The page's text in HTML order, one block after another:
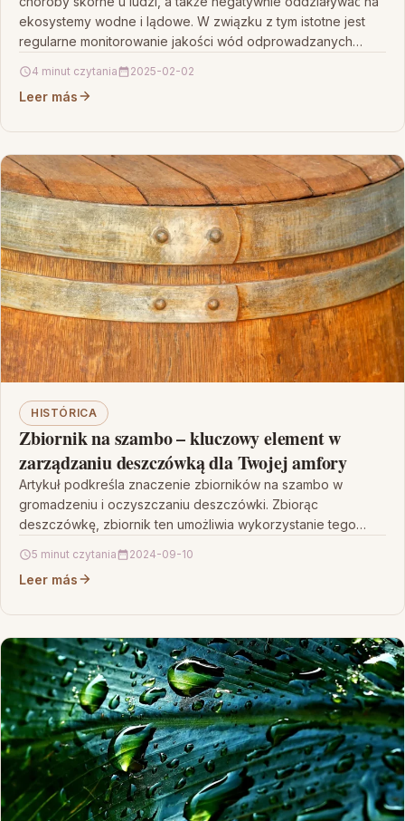
ekosystemy wodne i lądowe. W związku z tym istotne jest
regularne monitorowanie jakości wód odprowadzanych…
4 minut czytania 2025-02-02
Leer más
HISTÓRICA
Zbiornik na szambo – kluczowy element w
zarządzaniu deszczówką dla Twojej amfory
Artykuł podkreśla znaczenie zbiorników na szambo w
gromadzeniu i oczyszczaniu deszczówki. Zbiorąc
deszczówkę, zbiornik ten umożliwia wykorzystanie tego
5 minut czytania 2024-09-10
Leer más